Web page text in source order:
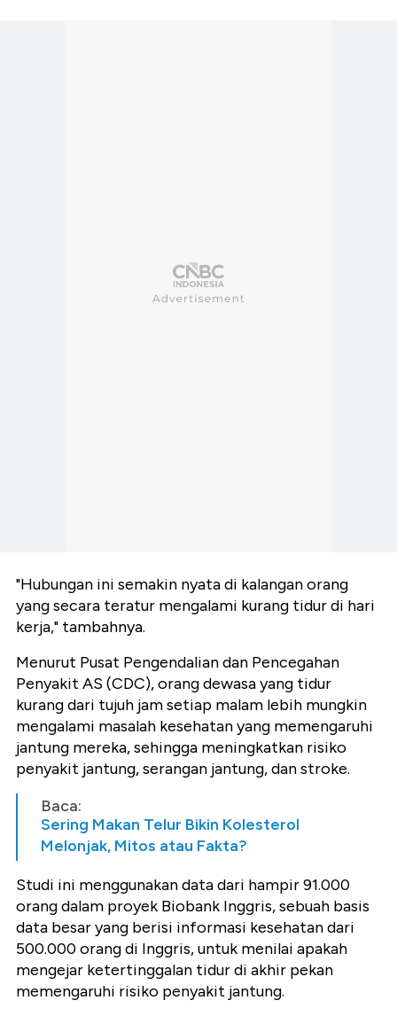
"Hubungan ini semakin nyata di kalangan orang
yang secara teratur mengalami kurang tidur di hari
kerja," tambahnya.
Menurut Pusat Pengendalian dan Pencegahan
Penyakit AS (CDC), orang dewasa yang tidur
kurang dari tujuh jam setiap malam lebih mungkin
mengalami masalah kesehatan yang memengaruhi
jantung mereka, sehingga meningkatkan risiko
penyakit jantung, serangan jantung, dan stroke.
Baca:
Sering Makan Telur Bikin Kolesterol
Melonjak, Mitos atau Fakta?
Studi ini menggunakan data dari hampir 91.000
orang dalam proyek Biobank Inggris, sebuah basis
data besar yang berisi informasi kesehatan dari
500.000 orang di Inggris, untuk menilai apakah
mengejar ketertinggalan tidur di akhir pekan
memengaruhi risiko penyakit jantung.